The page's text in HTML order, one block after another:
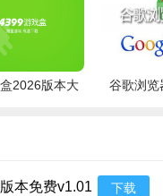
2026版本大
谷歌浏览
本免费v1.01
下载